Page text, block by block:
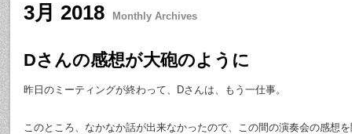
3月 2018 Monthly Archives
Dさんの感想が大砲のように
昨日のミーティングが終わって、Dさんは、もう一仕事。
このところ、なかなか話が出来なかったので、この間の演奏会の感想